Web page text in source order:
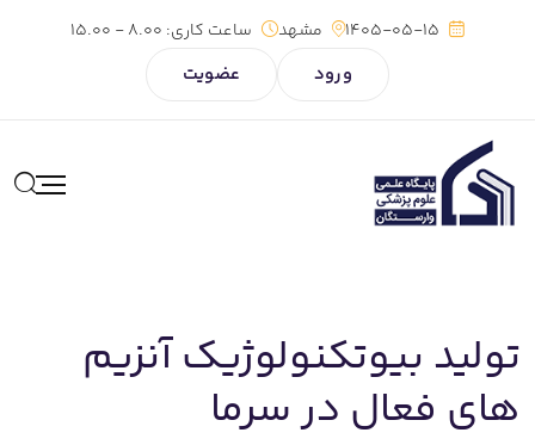
1405-05-15 مشهد ساعت کاری:
ورود عضویت
تولید بیوتکنولوژیک آنزیم
های فعال در سرما